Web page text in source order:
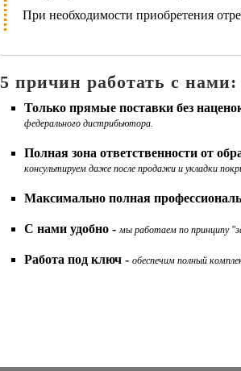
При необходимости приобретения
5 причин работать с нами:
Только прямые поставки без
федерального дистрибьютора.
Полная зона ответственности от
консультируем даже после продажи и укладки
Максимально полная
С нами удобно - мы работаем по принципу
Работа под ключ - обеспечим полный